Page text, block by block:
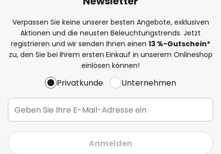
Verpassen Sie keine unserer besten Angebote, exklusiven
Aktionen und die neusten Beleuchtungstrends. Jetzt
registrieren und wir senden Ihnen einen 13 %-Gutschein*
zu, den Sie bei Ihrem ersten Einkauf in unserem Onlineshop
einlösen können!
Privatkunde Unternehmen
Anmelden